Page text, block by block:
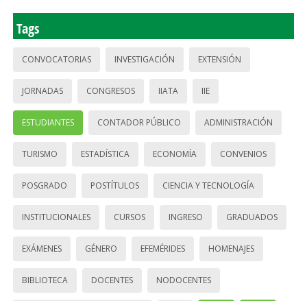
Tags
CONVOCATORIAS INVESTIGACIÓN EXTENSIÓN
JORNADAS CONGRESOS IIATA IIE
ESTUDIANTES CONTADOR PÚBLICO ADMINISTRACIÓN
TURISMO ESTADÍSTICA ECONOMÍA CONVENIOS
POSGRADO POSTÍTULOS CIENCIA Y TECNOLOGÍA
INSTITUCIONALES CURSOS INGRESO GRADUADOS
EXÁMENES GÉNERO EFEMÉRIDES HOMENAJES
BIBLIOTECA DOCENTES NODOCENTES